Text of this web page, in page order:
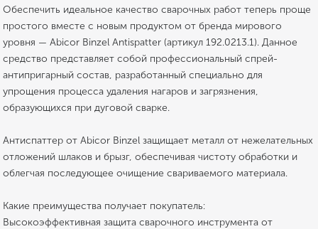
Обеспечить идеальное качество сварочных работ теперь проще
простого вместе с новым продуктом от бренда мирового
уровня — Abicor Binzel Antispatter (артикул 192.0213.1). Данное
средство представляет собой профессиональный спрей-
антипригарный состав, разработанный специально для
упрощения процесса удаления нагаров и загрязнения,
образующихся при дуговой сварке.
Антиспаттер от Abicor Binzel защищает металл от нежелательных
отложений шлаков и брызг, обеспечивая чистоту обработки и
облегчая последующее очищение свариваемого материала.
Какие преимущества получает покупатель:
Высокоэффективная защита сварочного инструмента от